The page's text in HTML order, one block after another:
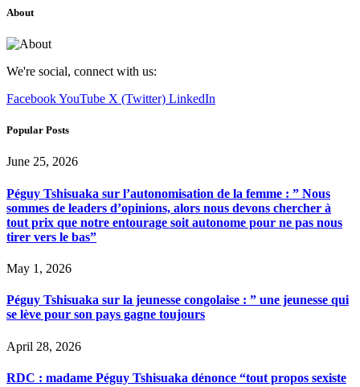
About
We're social, connect with us:
FacebookYouTube X (Twitter) LinkedIn
Popular Posts
June 25, 2026
Péguy Tshisuaka sur l’autonomisation de la femme : ” Nous
sommes de leaders d’opinions, alors nous devons chercher à
tout prix que notre entourage soit autonome pour ne pas nous
tirer vers le bas”
May 1, 2026
Péguy Tshisuaka sur la jeunesse congolaise : ” une jeunesse qui
se lève pour son pays gagne toujours
April 28, 2026
RDC : madame Péguy Tshisuaka dénonce “tout propos sexiste